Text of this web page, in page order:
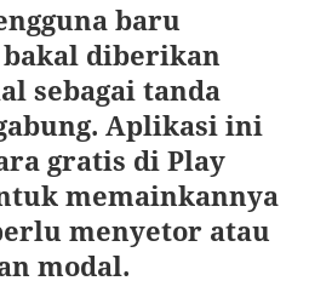
baru
diberikan
sebagai tanda
Aplikasi ini
gratis di Play
memainkannya
menyetor atau
modal.